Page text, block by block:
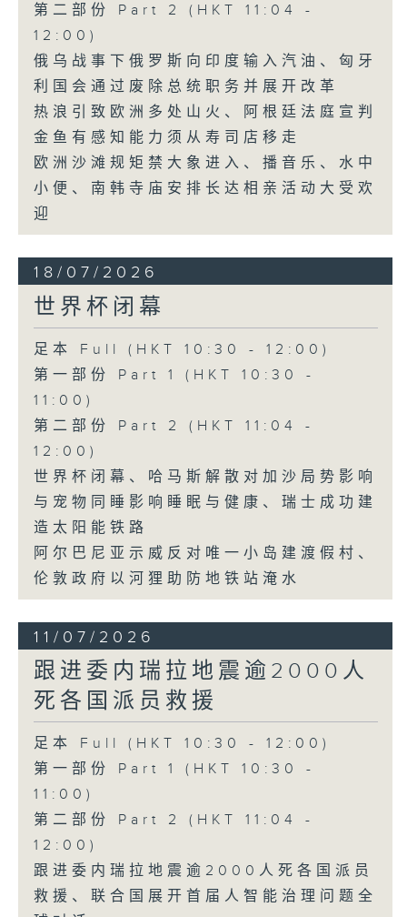
第二部份 Part 2 (HKT 11:04 -
12:00)
俄乌战事下俄罗斯向印度输入汽油、匈牙
利国会通过废除总统职务并展开改革
热浪引致欧洲多处山火、阿根廷法庭宣判
金鱼有感知能力须从寿司店移走
欧洲沙滩规矩禁大象进入、播音乐、水中
小便、南韩寺庙安排长达相亲活动大受欢
迎
18/07/2026
世界杯闭幕
足本 Full (HKT 10:30 - 12:00)
第一部份 Part 1 (HKT 10:30 -
11:00)
第二部份 Part 2 (HKT 11:04 -
12:00)
世界杯闭幕、哈马斯解散对加沙局势影响
与宠物同睡影响睡眠与健康、瑞士成功建
造太阳能铁路
阿尔巴尼亚示威反对唯一小岛建渡假村、
伦敦政府以河狸助防地铁站淹水
11/07/2026
跟进委内瑞拉地震逾2000人
死各国派员救援
足本 Full (HKT 10:30 - 12:00)
第一部份 Part 1 (HKT 10:30 -
11:00)
第二部份 Part 2 (HKT 11:04 -
12:00)
跟进委内瑞拉地震逾2000人死各国派员
救援、联合国展开首届人智能治理问题全